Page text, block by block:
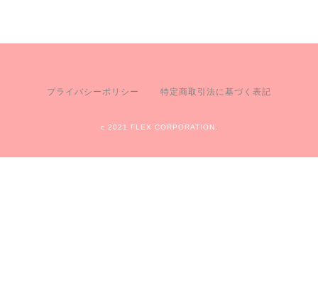
プライバシーポリシー 特定商取引法に基づく表記
c 2021 FLEX CORPORATION.